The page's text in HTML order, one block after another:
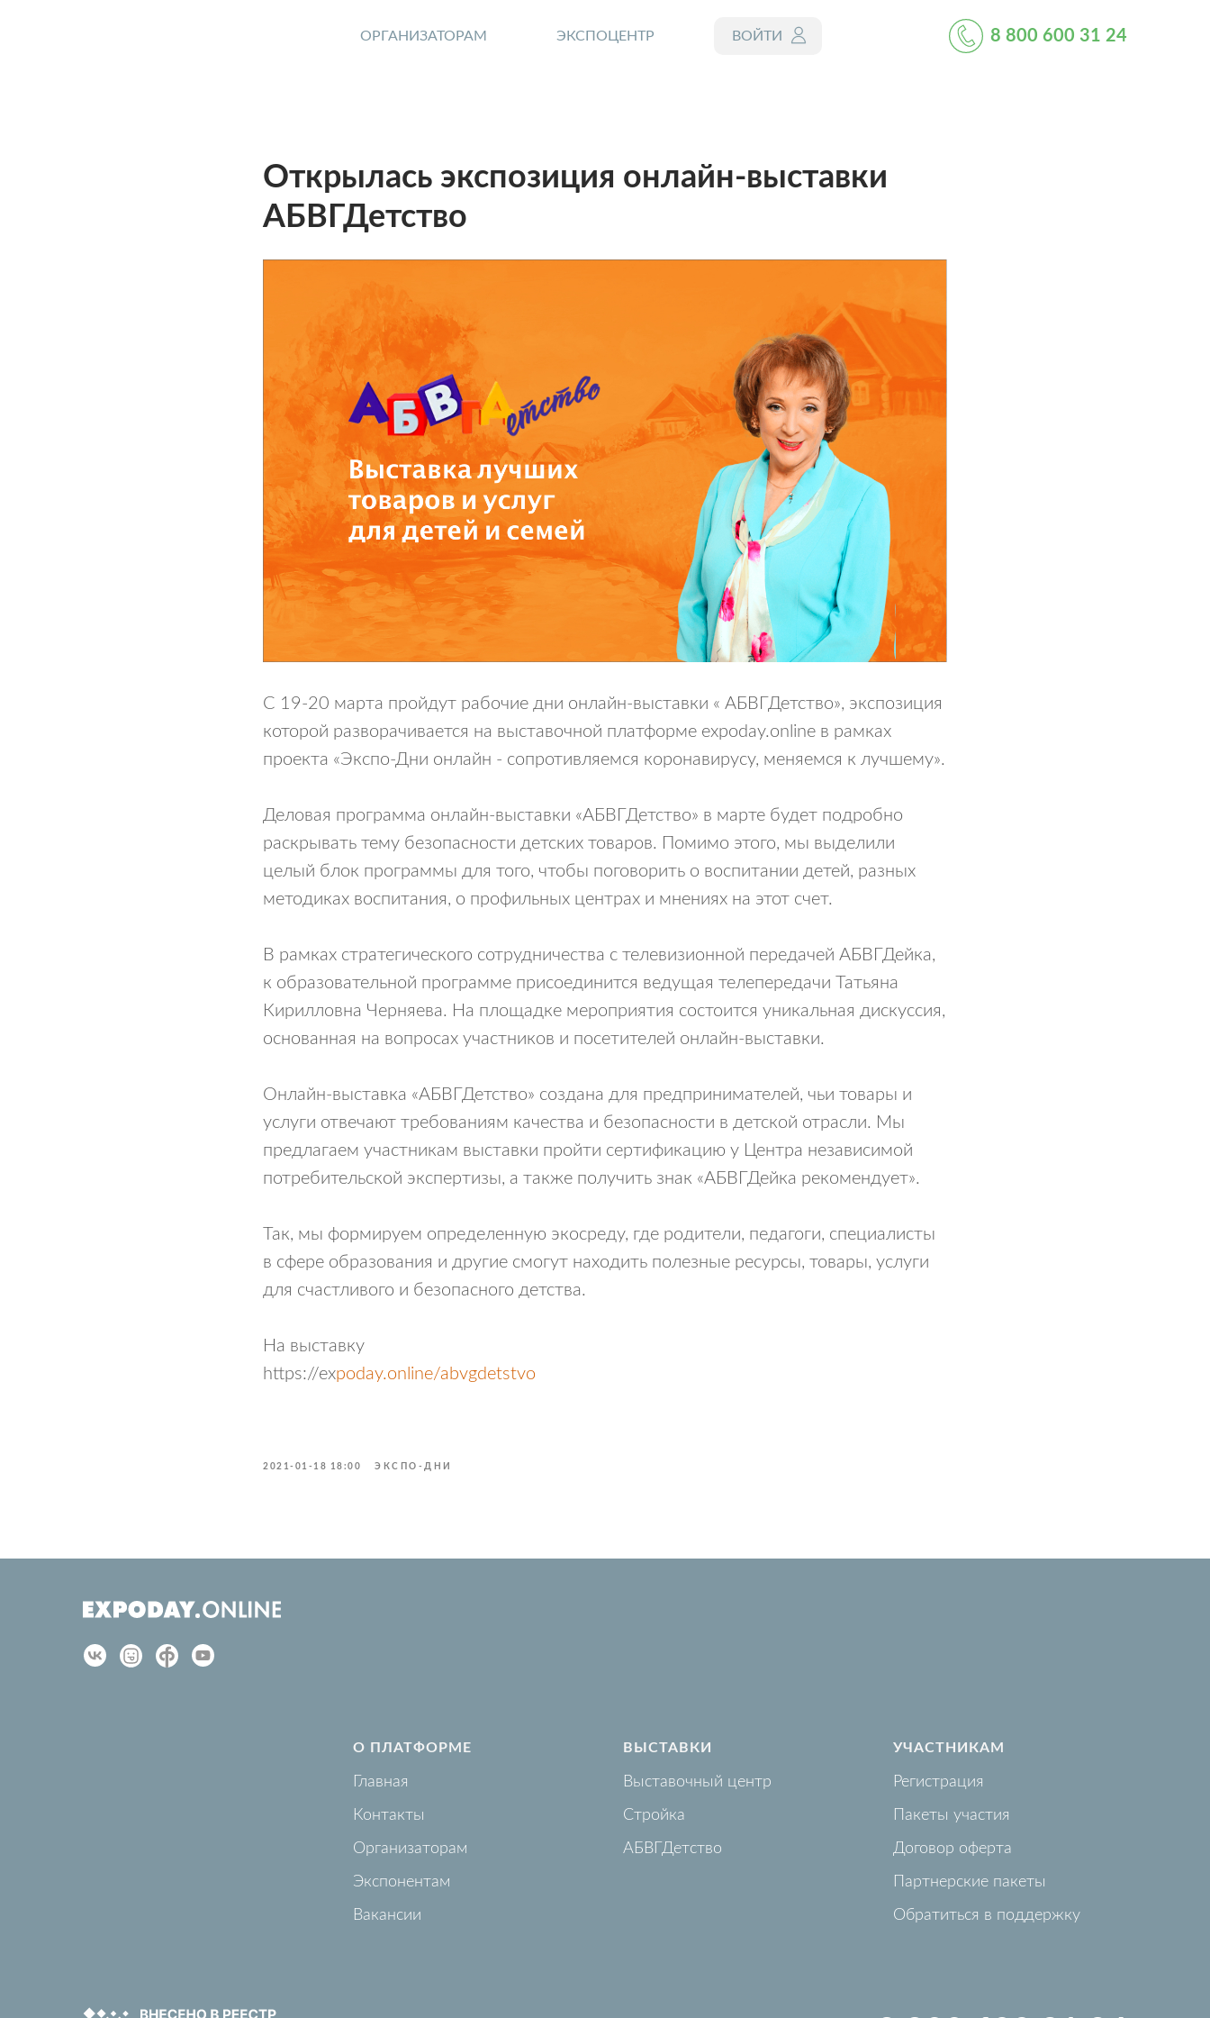
ВОЙТИ
ОРГАНИЗАТОРАМ ЭКСПОЦЕНТР 8 800 600 31 24
Открылась экспозиция онлайн-выставки
АБВГДетство
C 19-20 марта пройдут рабочие дни онлайн-выставки «​ АБВГДетство», экспозиция
которой разворачивается на выставочной платформе expoday.online в рамках
проекта «Экспо-Дни онлайн - сопротивляемся коронавирусу, меняемся к лучшему».
Деловая программа онлайн-выставки «АБВГДетство» в марте будет подробно
раскрывать тему безопасности детских товаров. Помимо этого, мы выделили
целый блок программы для того, чтобы поговорить о воспитании детей, разных
методиках воспитания, о профильных центрах и мнениях на этот счет.
В рамках стратегического сотрудничества с телевизионной передачей АБВГДейка,
к образовательной программе присоединится ведущая телепередачи Татьяна
Кирилловна Черняева. На площадке мероприятия состоится уникальная дискуссия,
основанная на вопросах участников и посетителей онлайн-выставки.
Онлайн-выставка «АБВГДетство» создана для предпринимателей, чьи товары и
услуги отвечают требованиям качества и безопасности в детской отрасли. Мы
предлагаем участникам выставки пройти сертификацию у Центра независимой
потребительской экспертизы, а также получить знак «АБВГДейка рекомендует».
Так, мы формируем определенную экосреду, где родители, педагоги, специалисты
в сфере образования и другие смогут находить полезные ресурсы, товары, услуги
для счастливого и безопасного детства.
На выставку
https://expoday.online/abvgdetstvo
2021-01-18 18:00 ЭКСПО-ДНИ
О ПЛАТФОРМЕ
Главная
Контакты
Организаторам
Экспонентам
Вакансии
ВЫСТАВКИ
Выставочный центр
Стройка
АБВГДетство
УЧАСТНИКАМ
Регистрация
Пакеты участия
Договор оферта
Партнерские пакеты
Обратиться в поддержку